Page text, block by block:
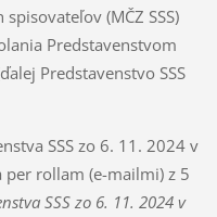
(MČZ SSS)
Predstavenstvom
Predstavenstvo SSS
SSS zo 6. 11. 2024 v
per rollam (e-mailmi) z 5
SSS zo 6. 11. 2024 v